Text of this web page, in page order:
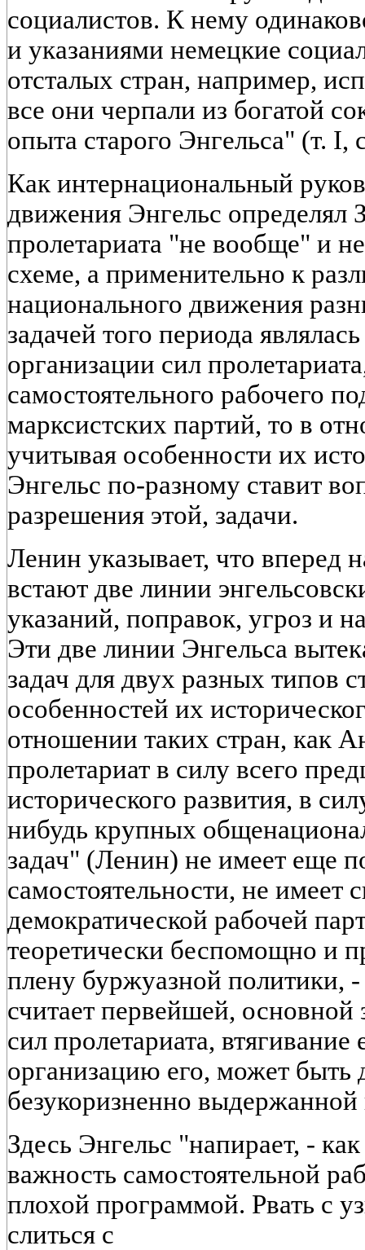
социалистов. К нему
и указаниями немецкие
отсталых стран, например,
все они черпали из богатой
опыта старого Энгельса" (т. I,
Как интернациональный
движения Энгельс определял
пролетариата "не вообще" и
схеме, а применительно к
национального движения
задачей того периода
организации сил
самостоятельного рабочего
марксистских партий, то в
учитывая особенности их
Энгельс по-разному ставит
разрешения этой, задачи.
Ленин указывает, что вперед
встают две линии
указаний, поправок, угроз и
Эти две линии Энгельса
задач для двух разных типов
особенностей их
отношении таких стран, как
пролетариат в силу всего
исторического развития, в
нибудь крупных
задач" (Ленин) не имеет еще
самостоятельности, не имеет
демократической рабочей
теоретически беспомощно и
плену буржуазной политики, -
считает первейшей,
сил пролетариата,
организацию его, может быть
безукоризненно
Здесь Энгельс "напирает, -
важность самостоятельной
плохой программой. Рвать с
слиться с